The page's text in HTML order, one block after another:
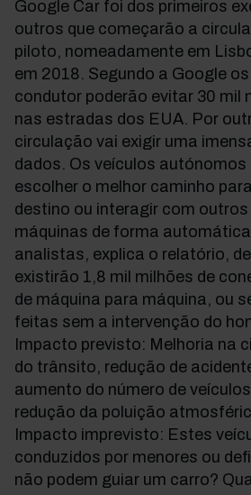
Google Car foi dos primeiros
outros que começarão a
piloto, nomeadamente em
em 2018. Segundo a Google
condutor poderão evitar 30 mil
nas estradas dos EUA. Por
circulação vai exigir uma
dados. Os veículos
escolher o melhor caminho
destino ou interagir com outros
máquinas de forma
analistas, explica o relatório,
existirão 1,8 mil milhões de
de máquina para máquina, ou
feitas sem a intervenção do
Impacto previsto: Melhoria na
do trânsito, redução de
aumento do número de
redução da poluição
Impacto imprevisto: Estes
conduzidos por menores ou
não podem guiar um carro?